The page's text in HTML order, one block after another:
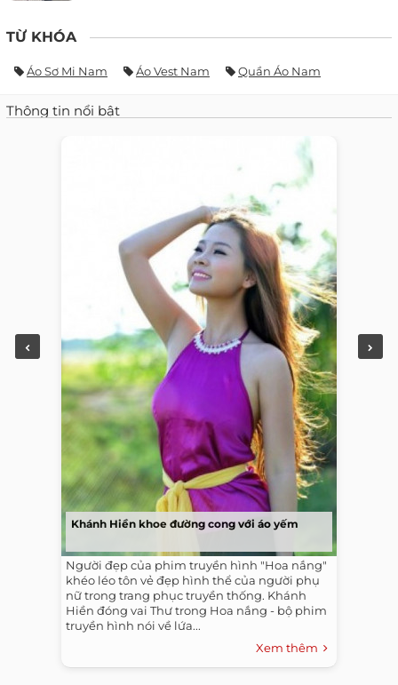
TỪ KHÓA
Áo Sơ Mi Nam Áo Vest Nam Quần Áo Nam
Thông tin nổi bật
Khánh Hiền khoe đường cong với áo yếm
Người đẹp của phim truyền hình "Hoa nắng"
khéo léo tôn vẻ đẹp hình thể của người phụ
nữ trong trang phục truyền thống. Khánh
Hiền đóng vai Thư trong Hoa nắng - bộ phim
truyền hình nói về lứa...
Xem thêm